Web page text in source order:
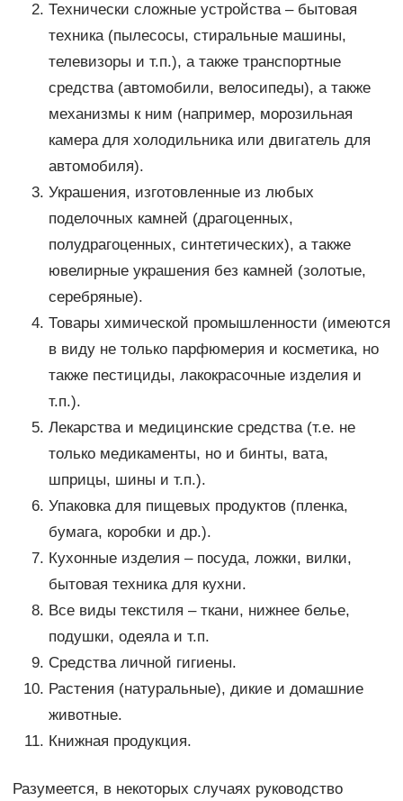
Технически сложные устройства – бытовая
техника (пылесосы, стиральные машины,
телевизоры и т.п.), а также транспортные
средства (автомобили, велосипеды), а также
механизмы к ним (например, морозильная
камера для холодильника или двигатель для
автомобиля).
Украшения, изготовленные из любых
поделочных камней (драгоценных,
полудрагоценных, синтетических), а также
ювелирные украшения без камней (золотые,
серебряные).
Товары химической промышленности (имеются
в виду не только парфюмерия и косметика, но
также пестициды, лакокрасочные изделия и
т.п.).
Лекарства и медицинские средства (т.е. не
только медикаменты, но и бинты, вата,
шприцы, шины и т.п.).
Упаковка для пищевых продуктов (пленка,
бумага, коробки и др.).
Кухонные изделия – посуда, ложки, вилки,
бытовая техника для кухни.
Все виды текстиля – ткани, нижнее белье,
подушки, одеяла и т.п.
Средства личной гигиены.
Растения (натуральные), дикие и домашние
животные.
Книжная продукция.
Разумеется, в некоторых случаях руководство